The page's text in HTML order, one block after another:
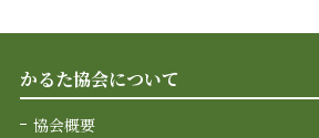
かるた協会について
協会概要